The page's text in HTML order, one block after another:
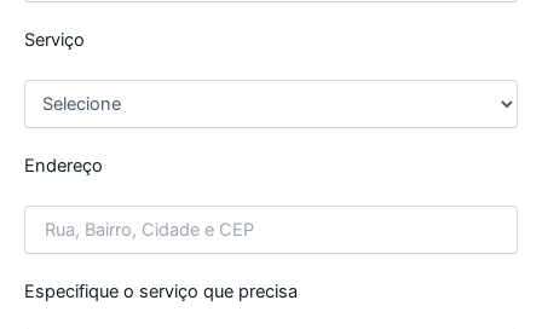
Serviço
Endereço
Especifique o serviço que precisa